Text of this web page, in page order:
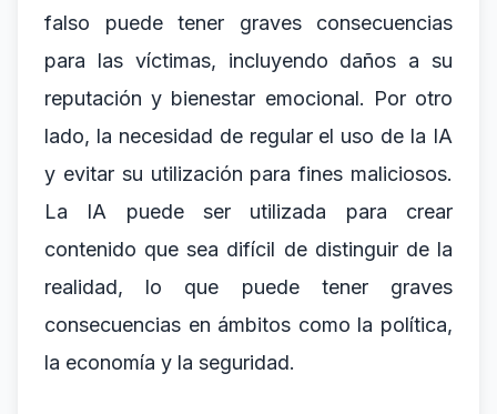
falso puede tener graves consecuencias
para las víctimas, incluyendo daños a su
reputación y bienestar emocional. Por otro
lado, la necesidad de regular el uso de la IA
y evitar su utilización para fines maliciosos.
La IA puede ser utilizada para crear
contenido que sea difícil de distinguir de la
realidad, lo que puede tener graves
consecuencias en ámbitos como la política,
la economía y la seguridad.